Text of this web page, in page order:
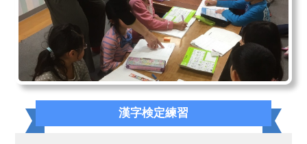
漢字検定練習